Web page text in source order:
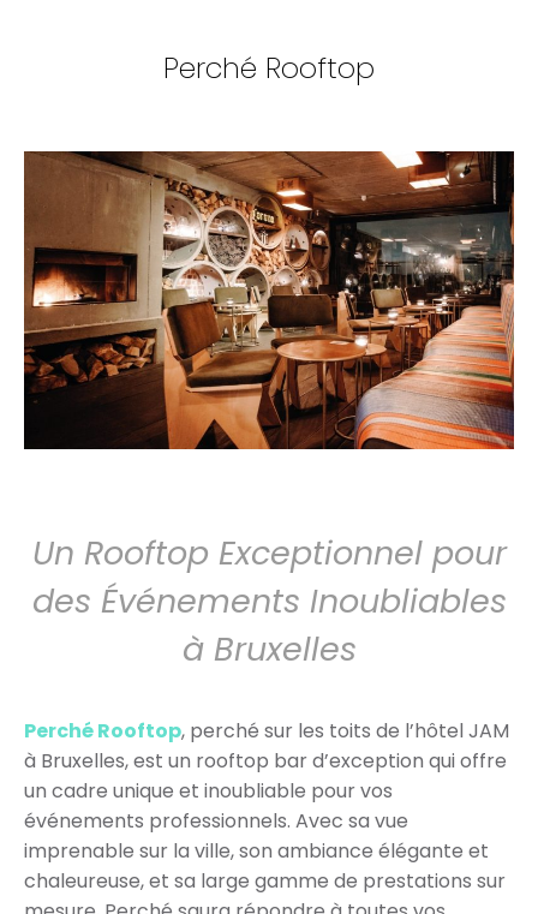
Perché Rooftop
Un Rooftop Exceptionnel pour
des Événements Inoubliables
à Bruxelles
Perché Rooftop, perché sur les toits de l’hôtel JAM
à Bruxelles, est un rooftop bar d’exception qui offre
un cadre unique et inoubliable pour vos
événements professionnels. Avec sa vue
imprenable sur la ville, son ambiance élégante et
chaleureuse, et sa large gamme de prestations sur